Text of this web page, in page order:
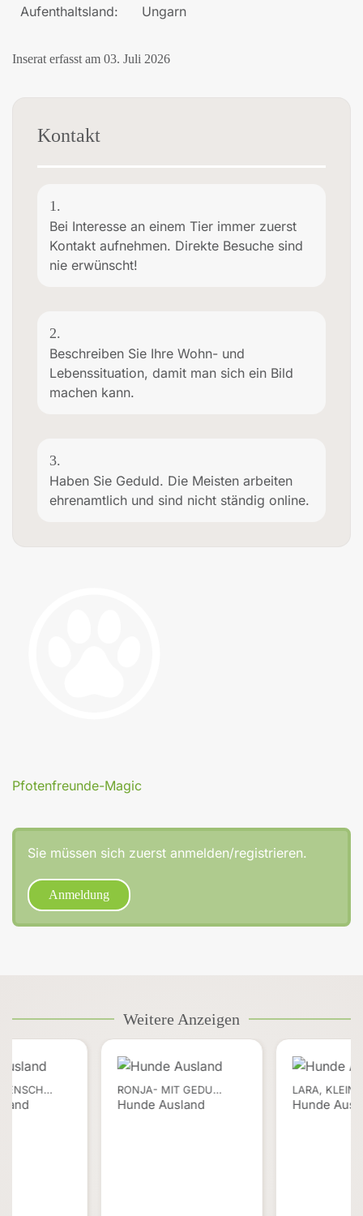
Aufenthaltsland: Ungarn
Inserat erfasst am 03. Juli 2026
Kontakt
1.
Bei Interesse an einem Tier immer zuerst
Kontakt aufnehmen. Direkte Besuche sind
nie erwünscht!
2.
Beschreiben Sie Ihre Wohn- und
Lebenssituation, damit man sich ein Bild
machen kann.
3.
Haben Sie Geduld. Die Meisten arbeiten
ehrenamtlich und sind nicht ständig online.
Pfotenfreunde-Magic
Sie müssen sich zuerst anmelden/registrieren.
Anmeldung
Weitere Anzeigen
RONJA- MIT GEDU…
Hunde Ausland
LARA,
Hunde